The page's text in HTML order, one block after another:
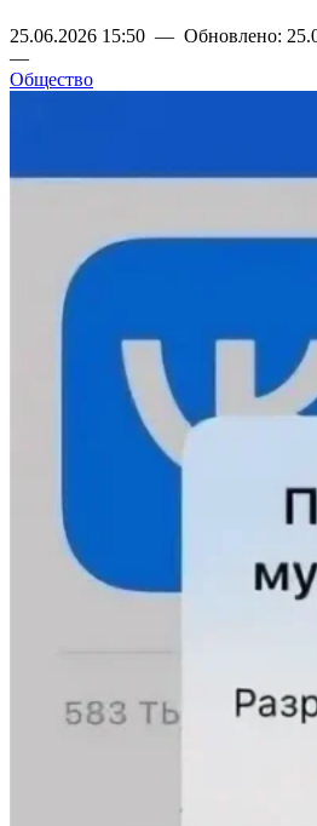
25.06.2026 15:50 — Обновлено:
—
Общество